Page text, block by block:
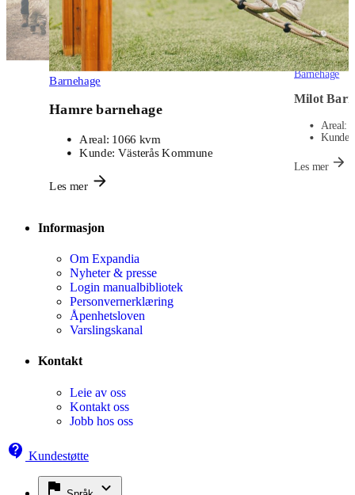
Barnehage
Milot Barnehage
Areal: 900 kvm
Kunde: Sundbybergs Stad
Les mer
Informasjon
Om Expandia
Nyheter & presse
Login manualbibliotek
Personvernerklæring
Åpenhetsloven
Varslingskanal
Kontakt
Leie av oss
Kontakt oss
Jobb hos oss
Kundestøtte